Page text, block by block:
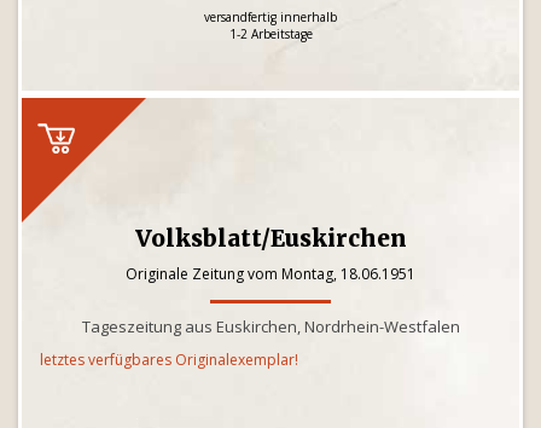
versandfertig innerhalb
1-2 Arbeitstage
Volksblatt/Euskirchen
Originale Zeitung vom Montag, 18.06.1951
Tageszeitung aus Euskirchen, Nordrhein-Westfalen
letztes verfügbares Originalexemplar!